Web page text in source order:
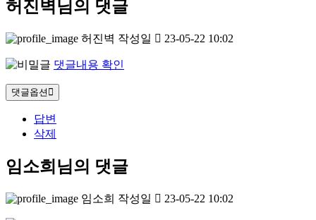
허진벽님의 댓글
허진벽 작성일 23-05-22 10:02
댓글내용 확인
댓글옵션
답변
삭제
임소희님의 댓글
임소희 작성일 23-05-22 10:02